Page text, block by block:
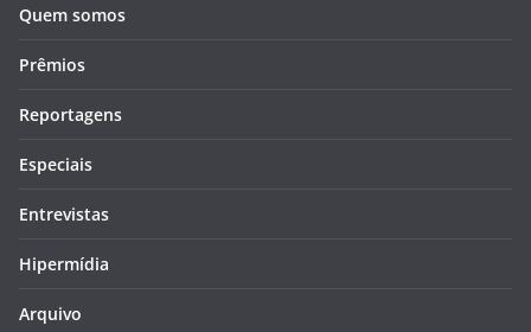
Quem somos
Prêmios
Reportagens
Especiais
Entrevistas
Hipermídia
Arquivo